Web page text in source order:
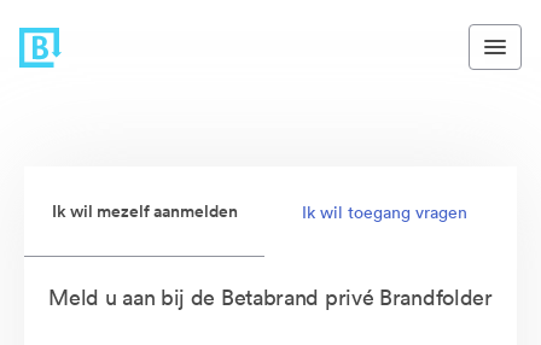
Ik wil mezelf aanmelden Ik wil toegang vragen
Meld u aan bij de Betabrand privé Brandfolder